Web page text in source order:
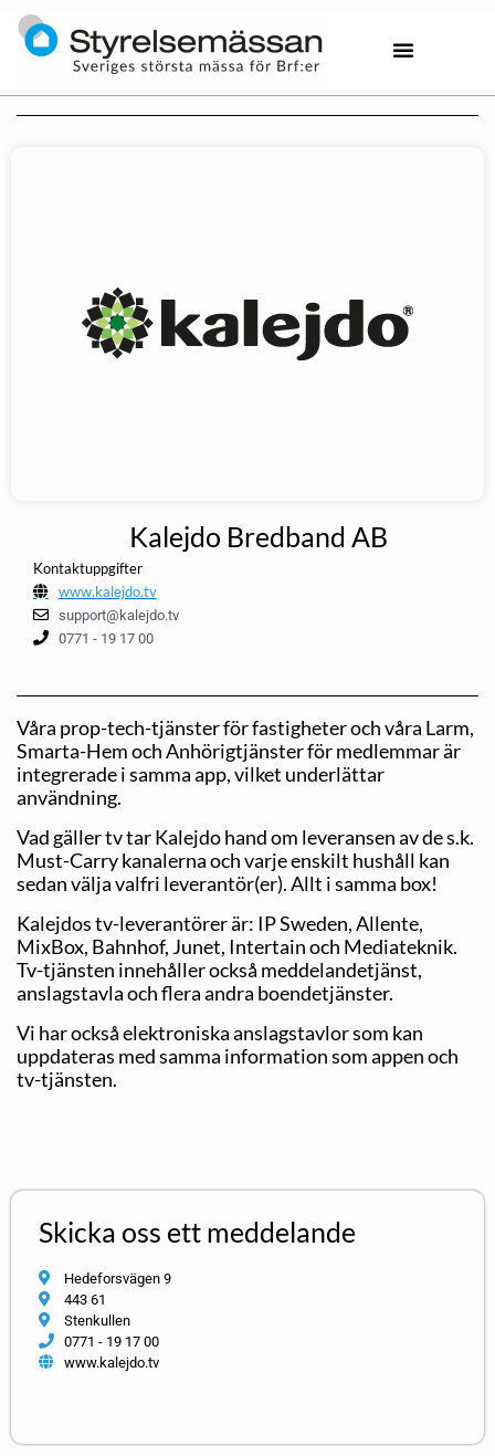
Kalejdo Bredband AB
Kontaktuppgifter
www.kalejdo.tv
support@kalejdo.tv
0771 - 19 17 00
Våra prop-tech-tjänster för fastigheter och våra Larm,
Smarta-Hem och Anhörigtjänster för medlemmar är
integrerade i samma app, vilket underlättar
användning.
Vad gäller tv tar Kalejdo hand om leveransen av de s.k.
Must-Carry kanalerna och varje enskilt hushåll kan
sedan välja valfri leverantör(er). Allt i samma box!
Kalejdos tv-leverantörer är: IP Sweden, Allente,
MixBox, Bahnhof, Junet, Intertain och Mediateknik.
Tv-tjänsten innehåller också meddelandetjänst,
anslagstavla och flera andra boendetjänster.
Vi har också elektroniska anslagstavlor som kan
uppdateras med samma information som appen och
tv-tjänsten.
Skicka oss ett meddelande
Hedeforsvägen 9
443 61
Stenkullen
0771 - 19 17 00
www.kalejdo.tv